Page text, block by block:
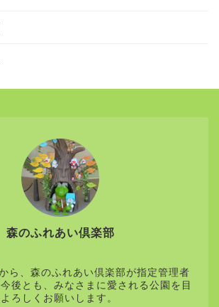
森のふれあい倶楽部
ら、森のふれあい倶楽部が指定管理者
後とも、みなさまに愛される公園を目
ろしくお願いします。